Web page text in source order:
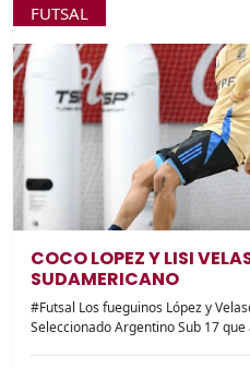
FUTSAL
COCO LOPEZ Y LISI
SUDAMERICANO
#Futsal Los fueguinos López y
Seleccionado Argentino Sub 17